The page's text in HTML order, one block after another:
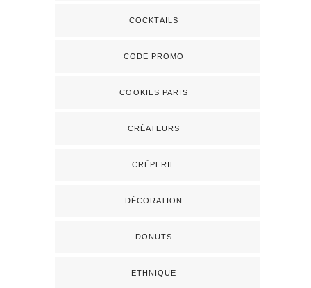
COCKTAILS
CODE PROMO
COOKIES PARIS
CRÉATEURS
CRÊPERIE
DÉCORATION
DONUTS
ETHNIQUE